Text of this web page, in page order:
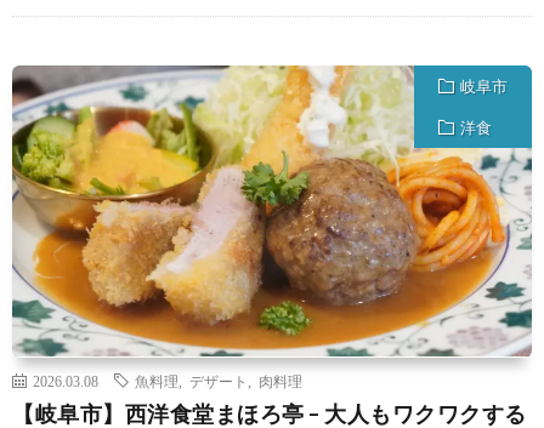
岐阜市
洋食
2026.03.08 魚料理 デザート 肉料理
【岐阜市】西洋食堂まほろ亭 – 大人もワクワクする